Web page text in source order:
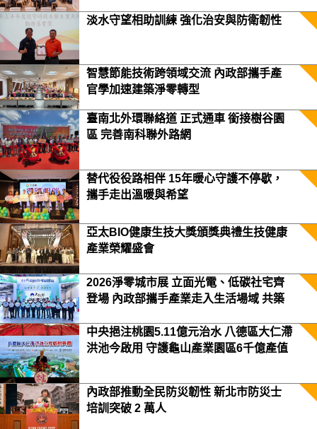
淡水守望相助訓練 強化治安與防衛韌性
智慧節能技術跨領域交流 內政部攜手產
官學加速建築淨零轉型
臺南北外環聯絡道 正式通車 銜接樹谷園
區 完善南科聯外路網
替代役役路相伴 15年暖心守護不停歇，
攜手走出溫暖與希望
亞太BIO健康生技大獎頒獎典禮生技健康
產業榮耀盛會
2026淨零城市展 立面光電、低碳社宅齊
登場 內政部攜手產業走入生活場域 共築
中央挹注桃園5.11億元治水 八德區大仁滯
洪池今啟用 守護龜山產業園區6千億產值
內政部推動全民防災韌性 新北市防災士
培訓突破 2 萬人